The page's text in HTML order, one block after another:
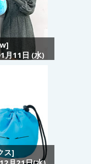
月11日 (水)
ス]